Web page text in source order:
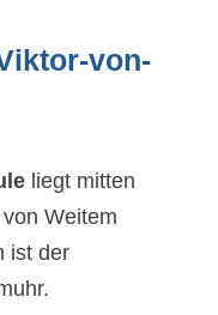
von-
liegt mitten
Weitem
ist der